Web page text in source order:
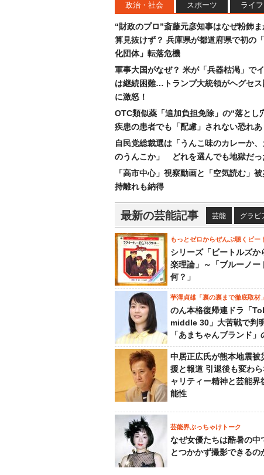
政治・社会 スポーツ ライフ
“財政のプロ”斎藤元彦知事はなぜ粉飾
算見抜けず？ 兵庫県が都道府県で初の
化団体」転落危機
軍事大国がなぜ？ 米が「兵器枯渇」で
は継続困難…トランプ大統領がヘグセス
に激怒！
OTC類似薬「追加負担免除」の“落と
疾患の患者でも「配慮」されない恐れあ
自民党総裁選は「うんこ味のカレーか
のうんこか」 どれを選んでも地獄だっ
「高市中心」視察動画と「空気読む」
持離れも納得
最新の芸能記事 芸能 グラビ
もっとゼロからぜんぶ聴くビー
シリーズ「ビートルズか
楽理論」～「ブルーノー
何？」
芋澤貞雄「裏の裏まで徹底取材」
のん本格復帰連ドラ「
middle 30」大苦戦で判
「あまちゃんブランド」
中居正広氏が熊本地震被
援と報道 引退後も変わ
ャリティー精神と芸能界
能性
芸能界ぶっちゃけトーク
なぜ女優たちは酷暑の中
とつかかず撮影できるの